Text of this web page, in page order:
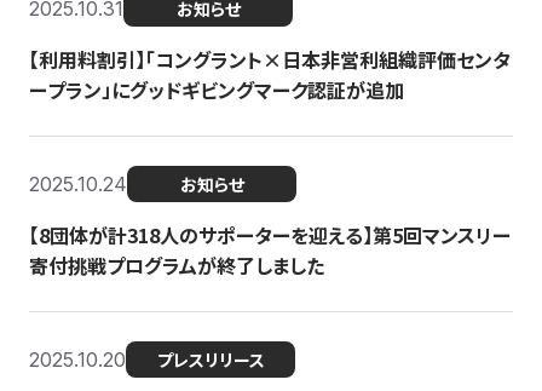
2025.10.31 お知らせ
【利用料割引】「コングラント×日本非営利組織評価センタ
ープラン」にグッドギビングマーク認証が追加
2025.10.24 お知らせ
【8団体が計318人のサポーターを迎える】​​第5回マンスリー
寄付挑戦プログラムが終了しました
2025.10.20 プレスリリース